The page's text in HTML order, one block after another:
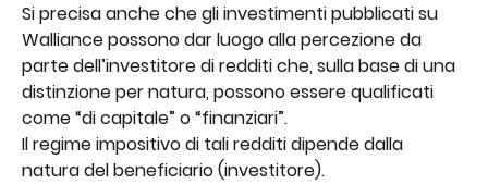
Si precisa anche che gli investimenti pubblicati su
Walliance possono dar luogo alla percezione da
parte dell’investitore di redditi che, sulla base di una
distinzione per natura, possono essere qualificati
come “di capitale” o “finanziari”.
Il regime impositivo di tali redditi dipende dalla
natura del beneficiario (investitore).